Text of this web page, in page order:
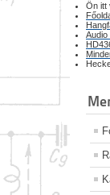
Ön itt
Audio